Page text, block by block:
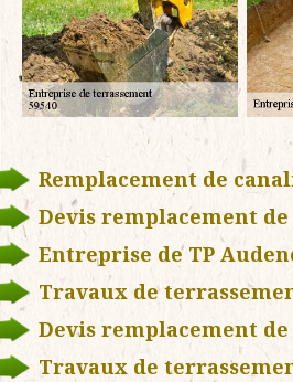
Remplacement de
Devis remplacement
Entreprise de TP
Travaux de
Devis remplacement
Travaux de